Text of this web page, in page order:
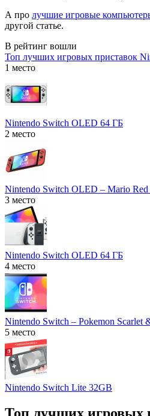
А про лучшие игровые
другой статье.
В рейтинг вошли
Топ лучших игровых приставок
1 место
Nintendo Switch OLED 64 ГБ
2 место
Nintendo Switch OLED – Mario Red
3 место
Nintendo Switch OLED 64 ГБ
4 место
Nintendo Switch – Pokemon Scarlet
5 место
Nintendo Switch Lite 32GB
Топ лучших игровых